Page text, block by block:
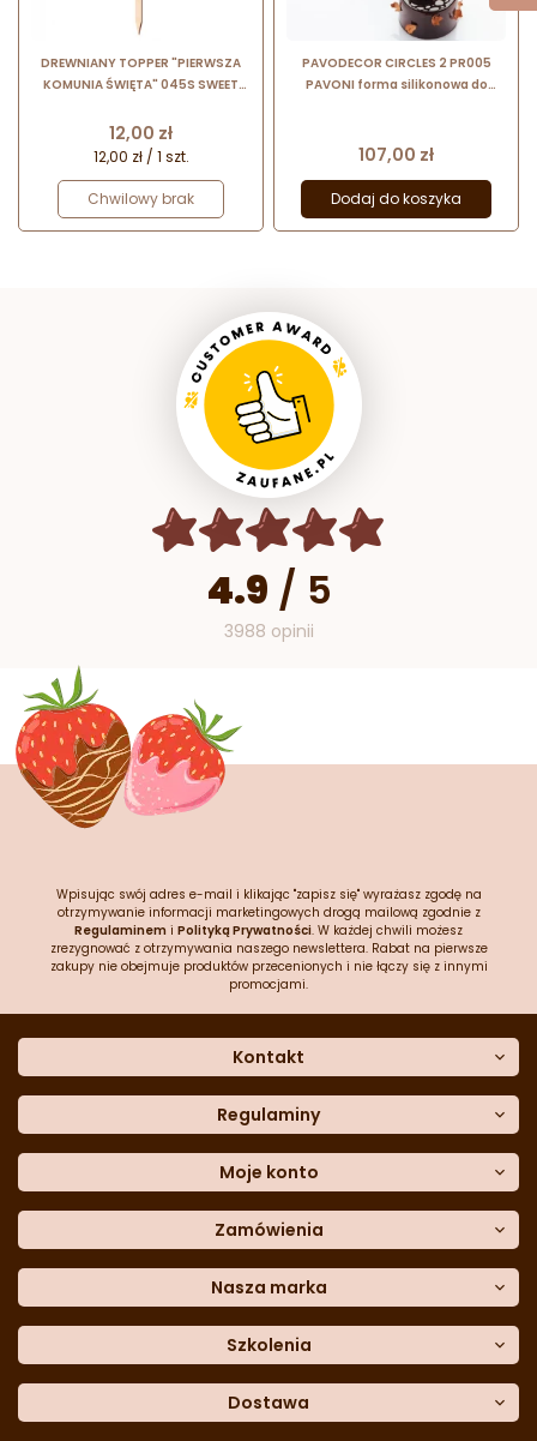
DREWNIANY TOPPER "PIERWSZA
KOMUNIA ŚWIĘTA" 045S SWEET
brzozowej
Cena
12,00 zł
12,00 zł / 1 szt.
Chwilowy brak
PAVODECOR CIRCLES 2 PR005
PAVONI forma silikonowa do
Cena
107,00 zł
Dodaj do koszyka
4.9 / 5
3988 opinii
Wpisując swój adres e-mail i klikając "zapisz się" wyrażasz zgodę na
otrzymywanie informacji marketingowych drogą mailową zgodnie z
Regulaminem i Polityką Prywatności. W każdej chwili możesz
zrezygnować z otrzymywania naszego newslettera. Rabat na pierwsze
zakupy nie obejmuje produktów przecenionych i nie łączy się z innymi
promocjami.
Kontakt
Dane kontaktowe
Często zadawane pytania
Sklep stacjonarny
Formularz kontaktowy
Blog
telefon:601 767 272
Regulaminy
Polityka prywatności
Polityka cookies
Polityka reklamacji
Polityka zwrotów
Dostępność cyfrowa
Moje konto
Moje dane
Historia zamówień
Lista ulubionych
Moje rabaty
Zamówienia
Metody płatności
Dane do przelewu
Formularzreklamacji
Formularzzwrotu
Nasza marka
Trio Gelato
CDN
Szkolenia
Academy of Baker Arts
Dostawa